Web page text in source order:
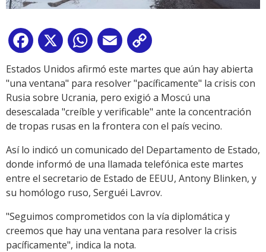
Facebook
X WhatsApp
Email
Link
Estados Unidos afirmó este martes que aún hay abierta
"una ventana" para resolver "pacíficamente" la crisis con
Rusia sobre Ucrania, pero exigió a Moscú una
desescalada "creíble y verificable" ante la concentración
de tropas rusas en la frontera con el país vecino.
Así lo indicó un comunicado del Departamento de Estado,
donde informó de una llamada telefónica este martes
entre el secretario de Estado de EEUU, Antony Blinken, y
su homólogo ruso, Serguéi Lavrov.
"Seguimos comprometidos con la vía diplomática y
creemos que hay una ventana para resolver la crisis
pacíficamente", indica la nota.